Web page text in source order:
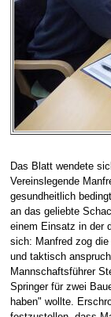
Das Blatt wendete
Vereinslegende
gesundheitlich
an das geliebte
einem Einsatz in der
sich: Manfred zog
und taktisch
Mannschaftsführer
Springer für zwei
haben" wollte.